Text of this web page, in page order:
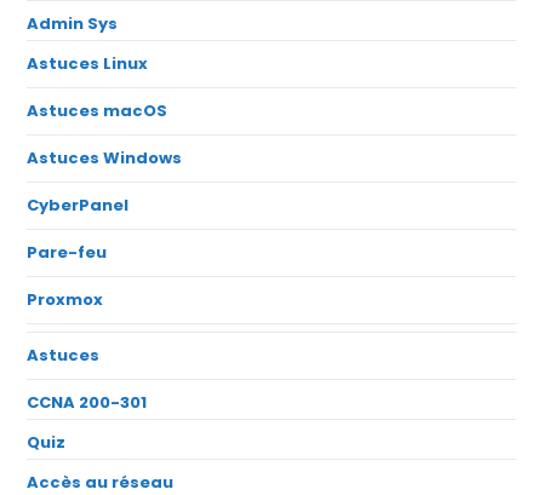
Admin Sys
Astuces Linux
Astuces macOS
Astuces Windows
CyberPanel
Pare-feu
Proxmox
Astuces
CCNA 200-301
Quiz
Accès au réseau